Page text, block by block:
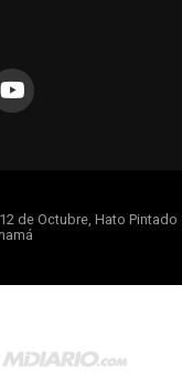
de Octubre, Hato Pintado